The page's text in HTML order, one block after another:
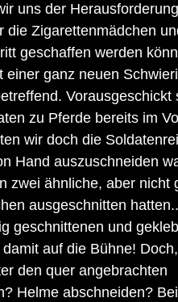
uns der
die Zigarettenmädchen
geschaffen werden
einer ganz neuen
Vorausgeschickt
zu Pferde bereits im
wir doch die
Hand auszuschneiden
zwei ähnliche, aber nicht
ausgeschnitten
geschnittenen und
auf die Bühne!
den quer angebrachten
Helme abschneiden?